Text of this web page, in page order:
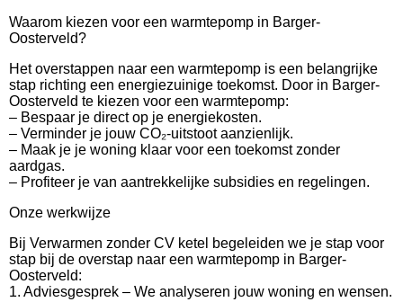
Waarom kiezen voor een warmtepomp in Barger-
Oosterveld?
Het overstappen naar een warmtepomp is een belangrijke
stap richting een energiezuinige toekomst. Door in Barger-
Oosterveld te kiezen voor een warmtepomp:
– Bespaar je direct op je energiekosten.
– Verminder je jouw CO₂-uitstoot aanzienlijk.
– Maak je je woning klaar voor een toekomst zonder
aardgas.
– Profiteer je van aantrekkelijke subsidies en regelingen.
Onze werkwijze
Bij Verwarmen zonder CV ketel begeleiden we je stap voor
stap bij de overstap naar een warmtepomp in Barger-
Oosterveld:
1. Adviesgesprek – We analyseren jouw woning en wensen.